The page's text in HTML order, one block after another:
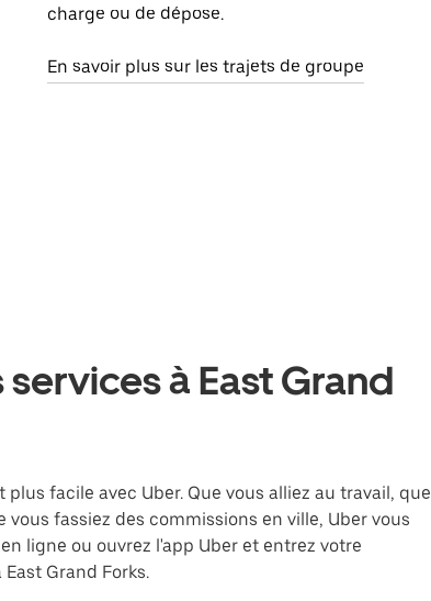
charge ou de dépose.
En savoir plus sur les trajets de groupe
à East Grand
facile avec Uber. Que vous alliez au travail, que
fassiez des commissions en ville, Uber vous
ligne ou ouvrez l'app Uber et entrez votre
Grand Forks.